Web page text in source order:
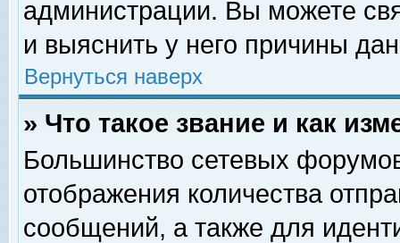
администрации. Вы можете
и выяснить у него причины
Вернуться наверх
» Что такое звание и как
Большинство сетевых
отображения количества
сообщений, а также для